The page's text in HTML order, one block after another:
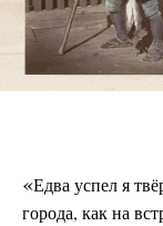
«Едва успел я
города, как на